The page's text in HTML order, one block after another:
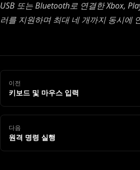
USB 또는 Bluetooth로 연결한 Xbox,
러를 지원하며 최대 네 개까지 동시에
이전
키보드 및 마우스 입력
다음
원격 명령 실행